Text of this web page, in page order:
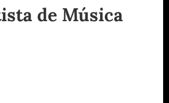
de Música